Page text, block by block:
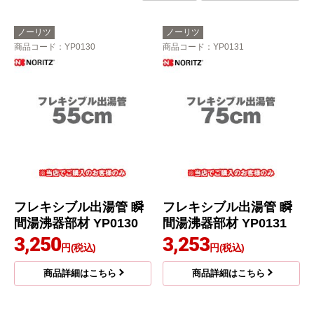
ノーリツ
商品コード ：YP0130
フレキシブル出湯管 瞬
間湯沸器部材 YP0130
3,250円(税込)
商品詳細はこちら
ノーリツ
商品コード ：YP0131
フレキシブル出湯管 瞬
間湯沸器部材 YP0131
3,253円(税込)
商品詳細はこちら